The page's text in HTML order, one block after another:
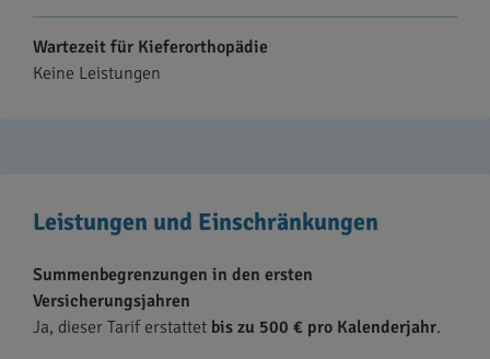
Wartezeit für Kieferorthopädie
Keine Leistungen
Leistungen und Einschränkungen
Summenbegrenzungen in den ersten
Versicherungsjahren
Ja, dieser Tarif erstattet bis zu 500 € pro Kalenderjahr.